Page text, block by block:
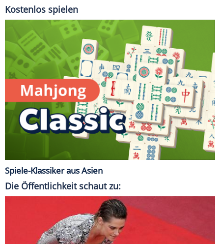
Kostenlos spielen
Spiele-Klassiker aus Asien
Die Öffentlichkeit schaut zu: